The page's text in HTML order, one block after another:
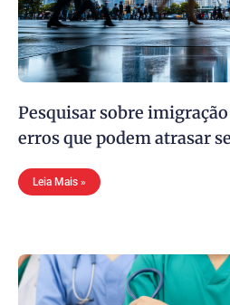
Pesquisar sobre imigração
erros que podem atrasar
Leia Mais »